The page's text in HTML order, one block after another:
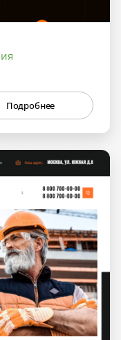
Подробнее